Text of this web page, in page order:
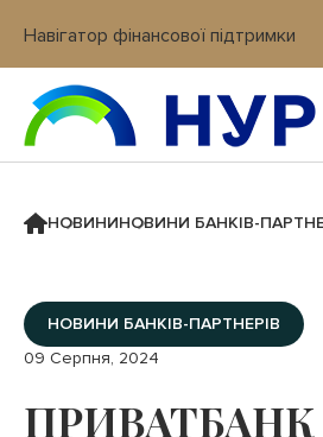
Навігатор фінансової підтримки
Вхід в кабінет IT платформи
НОВИНИНОВИНИ БАНКІВ-
НОВИНИ БАНКІВ-ПАРТНЕРІВ
09 Серпня, 2024
ПРИВАТБАНК